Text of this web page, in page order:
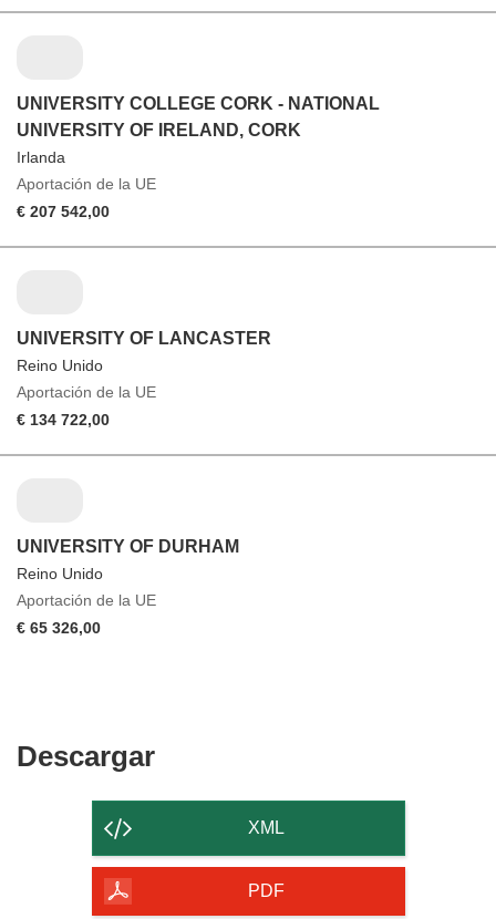
UNIVERSITY COLLEGE CORK - NATIONAL
UNIVERSITY OF IRELAND, CORK
Irlanda
Aportación de la UE
€ 207 542,00
UNIVERSITY OF LANCASTER
Reino Unido
Aportación de la UE
€ 134 722,00
UNIVERSITY OF DURHAM
Reino Unido
Aportación de la UE
€ 65 326,00
DescargarDescargar
contenido
de
XML
PDF